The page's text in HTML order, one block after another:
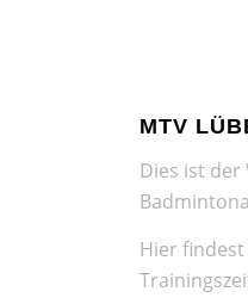
MTV
Dies ist
Hier